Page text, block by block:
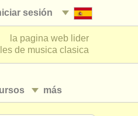
sesión
la pagina web lider
de musica clasica
más